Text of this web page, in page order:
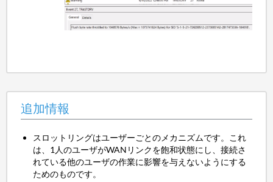
追加情報
スロットリングはユーザーごとのメカニズムです。これ
は、1人のユーザがWANリンクを飽和状態にし、接続さ
れている他のユーザの作業に影響を与えないようにする
ためのものです。